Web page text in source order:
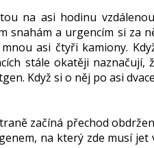
na asi hodinu
snahám a urgencím si za
asi čtyři kamiony.
stále okatěji
Když si o něj po asi
začíná přechod
na který zde musí